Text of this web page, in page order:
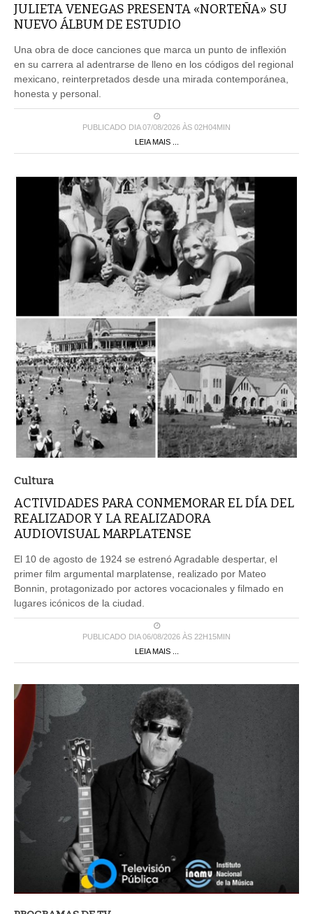
JULIETA VENEGAS PRESENTA «NORTEÑA» SU
NUEVO ÁLBUM DE ESTUDIO
Una obra de doce canciones que marca un punto de inflexión
en su carrera al adentrarse de lleno en los códigos del regional
mexicano, reinterpretados desde una mirada contemporánea,
honesta y personal.
PUBLICADO DIA 07/08/2026 ÀS 02H04MIN
LEIA MAIS ...
Cultura
ACTIVIDADES PARA CONMEMORAR EL DÍA DEL
REALIZADOR Y LA REALIZADORA
AUDIOVISUAL MARPLATENSE
El 10 de agosto de 1924 se estrenó Agradable despertar, el
primer film argumental marplatense, realizado por Mateo
Bonnin, protagonizado por actores vocacionales y filmado en
lugares icónicos de la ciudad.
PUBLICADO DIA 06/08/2026 ÀS 22H15MIN
LEIA MAIS ...